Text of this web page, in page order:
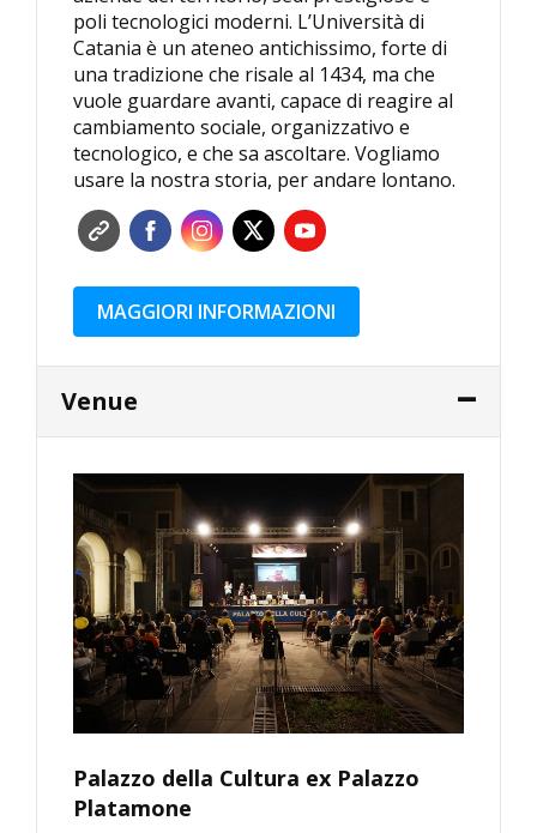
poli tecnologici moderni. L’Università di
Catania è un ateneo antichissimo, forte di
una tradizione che risale al 1434, ma che
vuole guardare avanti, capace di reagire al
cambiamento sociale, organizzativo e
tecnologico, e che sa ascoltare. Vogliamo
usare la nostra storia, per andare lontano.
MAGGIORI INFORMAZIONI
Venue
Palazzo della Cultura ex Palazzo
Platamone